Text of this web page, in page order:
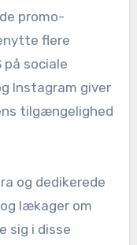
promo-
flere
på sociale
Instagram giver
tilgængelighed
og dedikerede
lækager om
sig i disse